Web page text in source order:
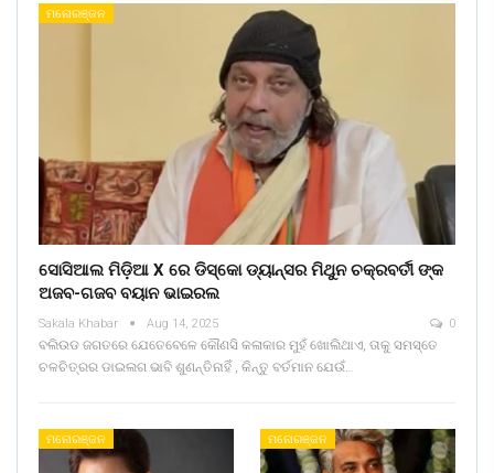
ମନୋରଞ୍ଜନ
ସୋସିଆଲ ମିଡ଼ିଆ X ରେ ଡିସ୍କୋ ଡ୍ୟାନ୍ସର ମିଥୁନ ଚକ୍ରବର୍ତୀ ଙ୍କ
ଅଜବ-ଗଜବ ବୟାନ ଭାଇରଲ
Sakala Khabar Aug 14, 2025 0
ବଲିଉଡ ଜଗତରେ ଯେତେବେଳେ କୌଣସି କଳାକାର ମୁହଁ ଖୋଲିଥାଏ, ତାକୁ ସମସ୍ତେ
ଚଳଚିତ୍ରର ଡାଇଲଗ ଭାବି ଶୁଣନ୍ତିନାହିଁ , କିନ୍ତୁ ବର୍ତମାନ ଯେଉଁ…
ମନୋରଞ୍ଜନ ମନୋରଞ୍ଜନ